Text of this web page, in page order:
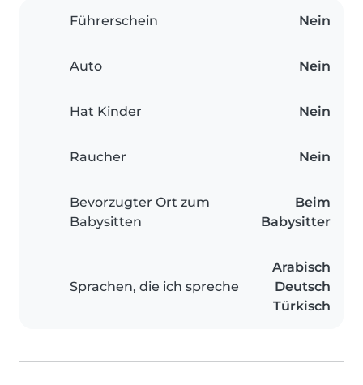
Führerschein Nein
Auto Nein
Hat Kinder Nein
Raucher Nein
Bevorzugter Ort zum
Babysitten
Beim
Babysitter
Sprachen, die ich spreche
Arabisch
Deutsch
Türkisch